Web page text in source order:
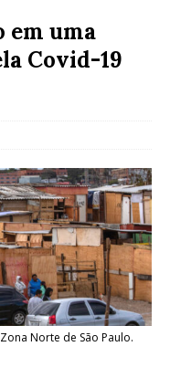
em uma
Covid-19
Norte de São Paulo.